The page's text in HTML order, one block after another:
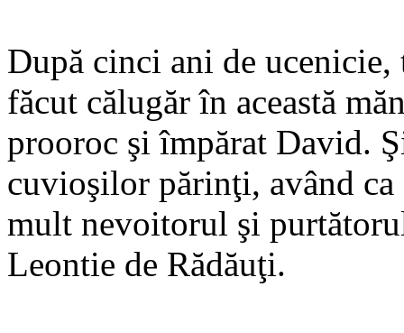
După cinci ani de
făcut călugăr în această
prooroc şi împărat David.
cuvioşilor părinţi, având ca
mult nevoitorul şi
Leontie de Rădăuţi.